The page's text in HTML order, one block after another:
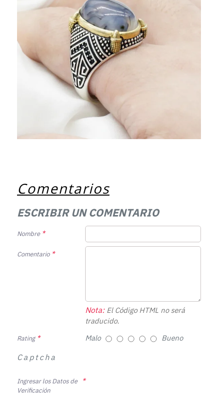
Comentarios
ESCRIBIR UN COMENTARIO
Nombre
Comentario
Nota:El Código HTML no será
traducido.
Rating Malo Bueno
Captcha
Ingresar los Datos de
Verificación